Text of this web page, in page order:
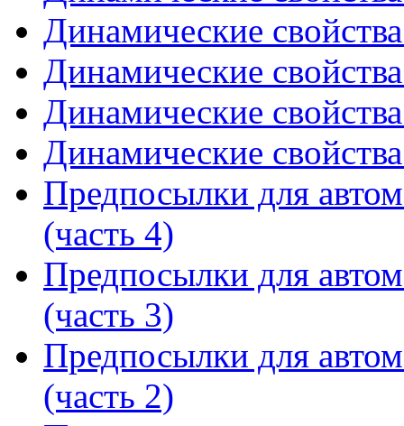
Динамические
Динамические
Динамические
Динамические
Предпосылки для
(часть 4)
Предпосылки для
(часть 3)
Предпосылки для
(часть 2)